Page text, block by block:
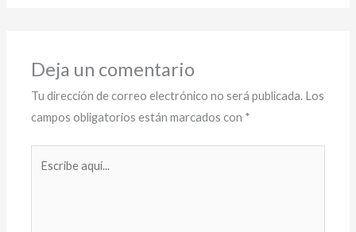
Deja un comentario
Tu dirección de correo electrónico no será publicada. Los
campos obligatorios están marcados con *